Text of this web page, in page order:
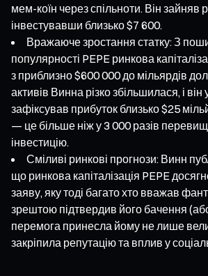
мем-коїн через спільноти. Він зайняв
інвестувавши близько $7 600.
Вражаюче зростання статку: З
популярності PEPE ринкова
з приблизно $600 000 до мільярдів
активів Винна різко збільшилася, і він
зафіксував прибуток близько $25
— це більше ніж у 3 000 разів
інвестицію.
Сміливі ринкові прогнози: Винн
що ринкова капіталізація PEPE
заяву, яку тоді багато хто вважав
зрештою підтвердив його бачення
перемога принесла йому не лише
закріпила репутацію та вплив у